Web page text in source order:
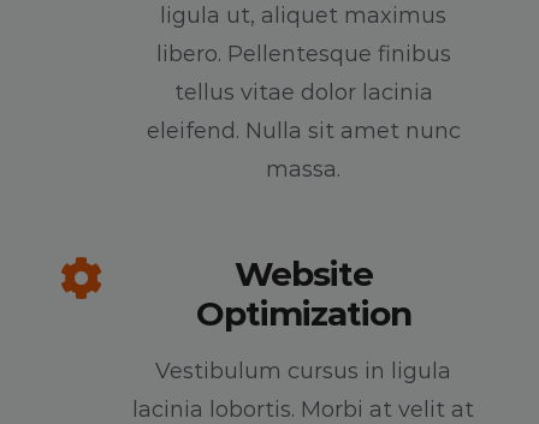
ligula ut, aliquet maximus
libero. Pellentesque finibus
tellus vitae dolor lacinia
eleifend. Nulla sit amet nunc
massa.
Website
Optimization
Vestibulum cursus in ligula
lacinia lobortis. Morbi at velit at